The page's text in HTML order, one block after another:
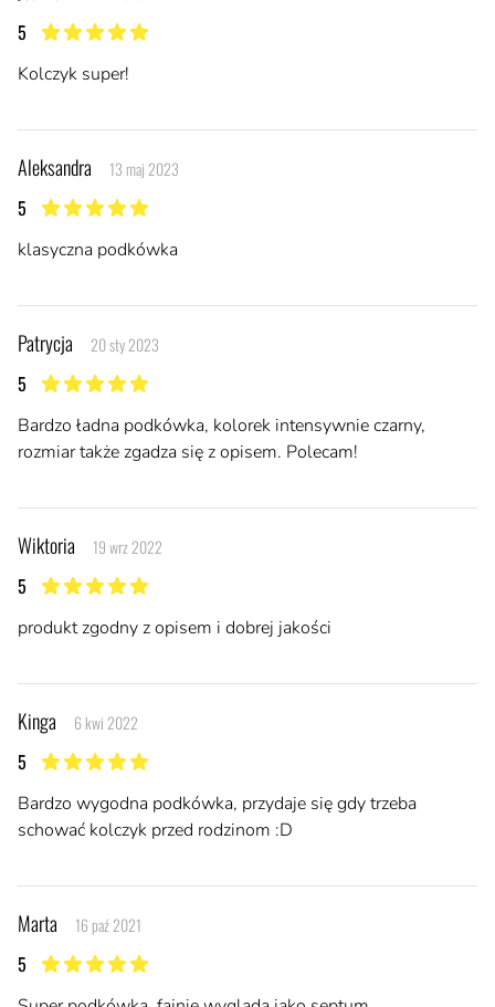
5
5 z 5 gwiazdek
Kolczyk super!
Aleksandra 13 maj 2023
5
5 z 5 gwiazdek
klasyczna podkówka
Patrycja 20 sty 2023
5
5 z 5 gwiazdek
Bardzo ładna podkówka, kolorek intensywnie czarny,
rozmiar także zgadza się z opisem. Polecam!
Wiktoria 19 wrz 2022
5
5 z 5 gwiazdek
produkt zgodny z opisem i dobrej jakości
Kinga 6 kwi 2022
5
5 z 5 gwiazdek
Bardzo wygodna podkówka, przydaje się gdy trzeba
schować kolczyk przed rodzinom :D
Marta 16 paź 2021
5
5 z 5 gwiazdek